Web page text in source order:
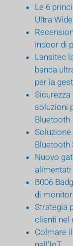
Le 6
Ultra
indoor di
Lansitec
banda
per la
soluzioni
Bluetooth
Bluetooth
Nuovo
alimentati
B006
di
Strategia
clienti nel
Colmare